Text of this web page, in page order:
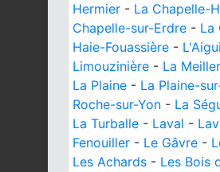
Hermier - La Chapelle-
Chapelle-sur-Erdre - La
Haie-Fouassière -
Limouzinière - La
La Plaine - La Plaine-
Roche-sur-Yon - La
La Turballe - Laval -
Fenouiller - Le Gâvre -
Les Achards - Les Bois